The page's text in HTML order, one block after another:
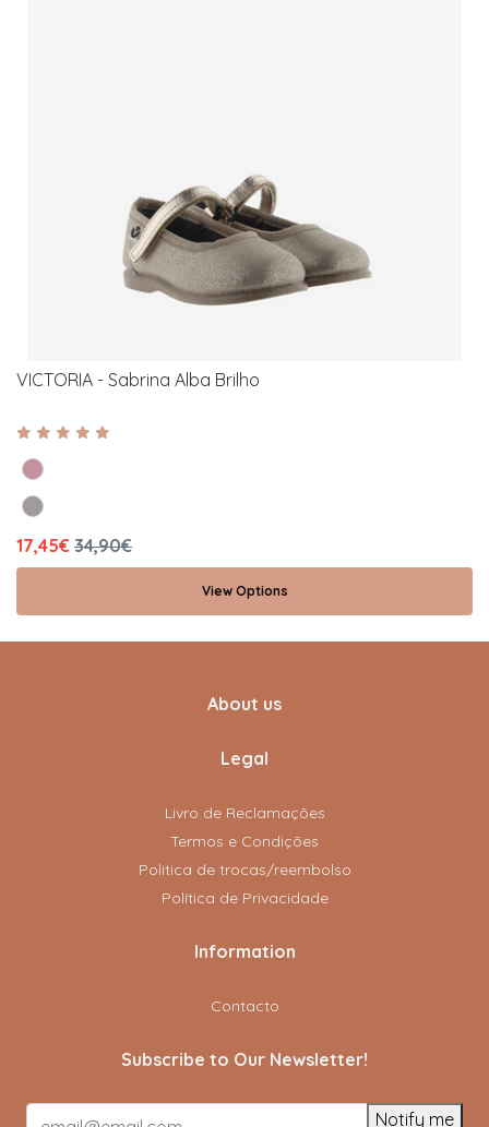
VICTORIA - Sabrina Alba Brilho
17,45€ 34,90€
View Options
About us
Legal
Livro de Reclamações
Termos e Condições
Politica de trocas/reembolso
Política de Privacidade
Information
Contacto
Subscribe to Our Newsletter!
Notify me